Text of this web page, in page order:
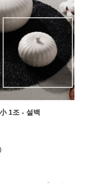
1조 - 설백